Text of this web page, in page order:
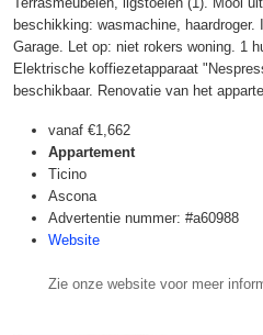
beschikking: wasmachine,
Garage. Let op: niet rokers woning. 1
Elektrische koffiezetapparaat
beschikbaar. Renovatie van het
vanaf €1,662
Appartement
Ticino
Ascona
Advertentie nummer: #a60988
Website
Zie onze website voor meer